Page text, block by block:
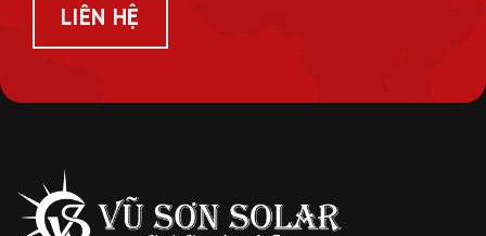
LIÊN HỆ